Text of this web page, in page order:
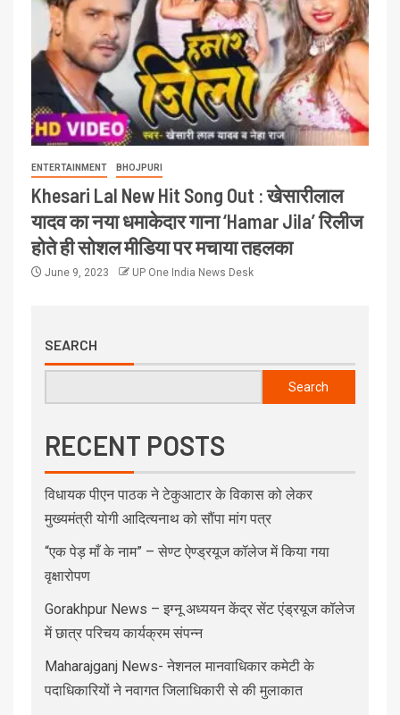
ENTERTAINMENT BHOJPURI
Khesari Lal New Hit Song Out : खेसारीलाल
यादव का नया धमाकेदार गाना ‘Hamar Jila’ रिलीज
होते ही सोशल मीडिया पर मचाया तहलका
June 9, 2023 UP One India News Desk
SEARCH
Search
RECENT POSTS
विधायक पीएन पाठक ने टेकुआटार के विकास को लेकर
मुख्यमंत्री योगी आदित्यनाथ को सौंपा मांग पत्र
“एक पेड़ माँ के नाम” – सेण्ट ऐण्ड्रयूज कॉलेज में किया गया
वृक्षारोपण
Gorakhpur News – इग्नू अध्ययन केंद्र सेंट एंड्रयूज कॉलेज
में छात्र परिचय कार्यक्रम संपन्न
Maharajganj News- नेशनल मानवाधिकार कमेटी के
पदाधिकारियों ने नवागत जिलाधिकारी से की मुलाकात